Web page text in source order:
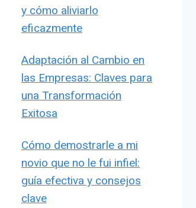
y cómo aliviarlo
eficazmente
Adaptación al Cambio en
las Empresas: Claves para
una Transformación
Exitosa
Cómo demostrarle a mi
novio que no le fui infiel:
guía efectiva y consejos
clave